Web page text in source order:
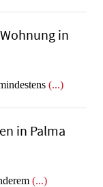
in
(...)
in Palma
(...)